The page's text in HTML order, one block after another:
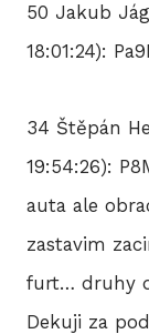
50 Jakub
18:01:24):
34 Štěpán
19:54:26):
auta ale
zastavim
furt… druhy
Dekuji za